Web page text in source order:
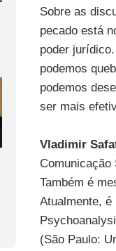
Sobre as
pecado está
poder
podemos
podemos
ser mais
Vladimir
Comunicação
Também é
Atualmente, é
(São Paulo: